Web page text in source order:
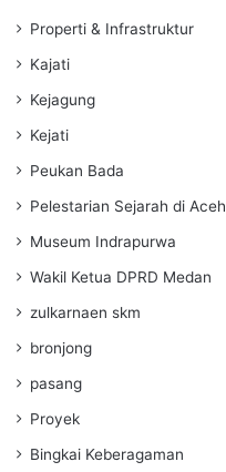
Properti & Infrastruktur
Kajati
Kejagung
Kejati
Peukan Bada
Pelestarian Sejarah di Aceh
Museum Indrapurwa
Wakil Ketua DPRD Medan
zulkarnaen skm
bronjong
pasang
Proyek
Bingkai Keberagaman